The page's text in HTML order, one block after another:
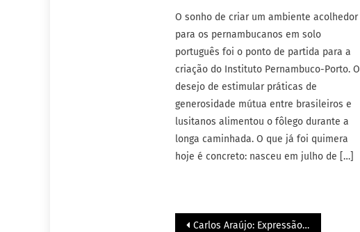
O sonho de criar um ambiente acolhedor
para os pernambucanos em solo
português foi o ponto de partida para a
criação do Instituto Pernambuco-Porto. O
desejo de estimular práticas de
generosidade mútua entre brasileiros e
lusitanos alimentou o fôlego durante a
longa caminhada. O que já foi quimera
hoje é concreto: nasceu em julho de […]
Carlos Araújo: Expressão 2025